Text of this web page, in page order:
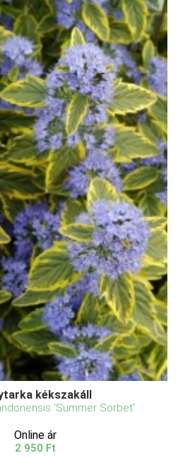
kékszakáll
'Summer Sorbet'
Online ár
2 950 Ft